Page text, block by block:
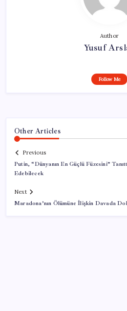
Author
Yusuf
Follow Me
Other Articles
Previous
Putin, “Dünyanın En Güçlü Füzesini”
Edebilecek
Next
Maradona’nın Ölümüne İlişkin Davada